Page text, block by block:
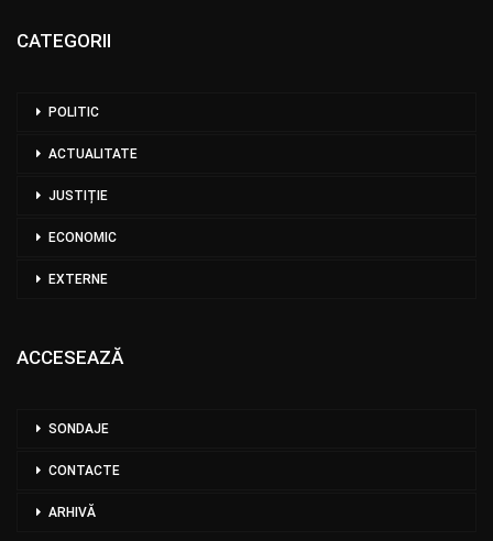
CATEGORII
POLITIC
ACTUALITATE
JUSTIȚIE
ECONOMIC
EXTERNE
ACCESEAZĂ
SONDAJE
CONTACTE
ARHIVĂ